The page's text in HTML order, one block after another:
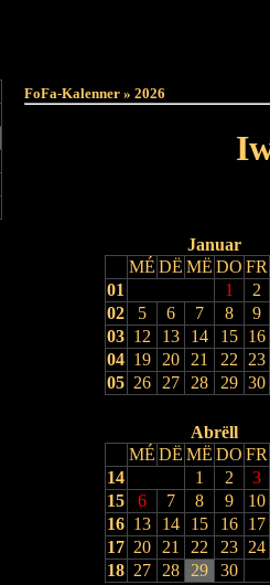
FoFa-Kalenner » 2026
Januar
MÉ DË MË DO FR
01
1
2
02
5 6 7 8
9
03 12 13 14 15
16
04 19 20 21 22
23
05 26 27 28 29 30
Abrëll
MÉ DË MË DO FR
14
1 2
3
15
6 7 8 9
10
16 13 14 15 16
17
17 20 21 22 23
24
18 27 28 29
30